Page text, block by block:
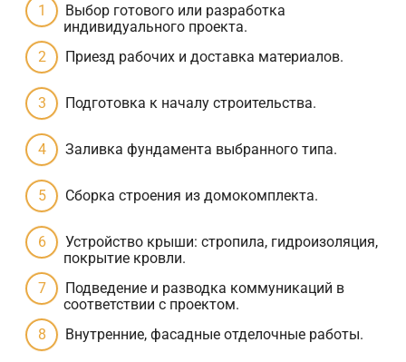
Выбор готового или разработка
индивидуального проекта.
Приезд рабочих и доставка материалов.
Подготовка к началу строительства.
Заливка фундамента выбранного типа.
Сборка строения из домокомплекта.
Устройство крыши: стропила, гидроизоляция,
покрытие кровли.
Подведение и разводка коммуникаций в
соответствии с проектом.
Внутренние, фасадные отделочные работы.